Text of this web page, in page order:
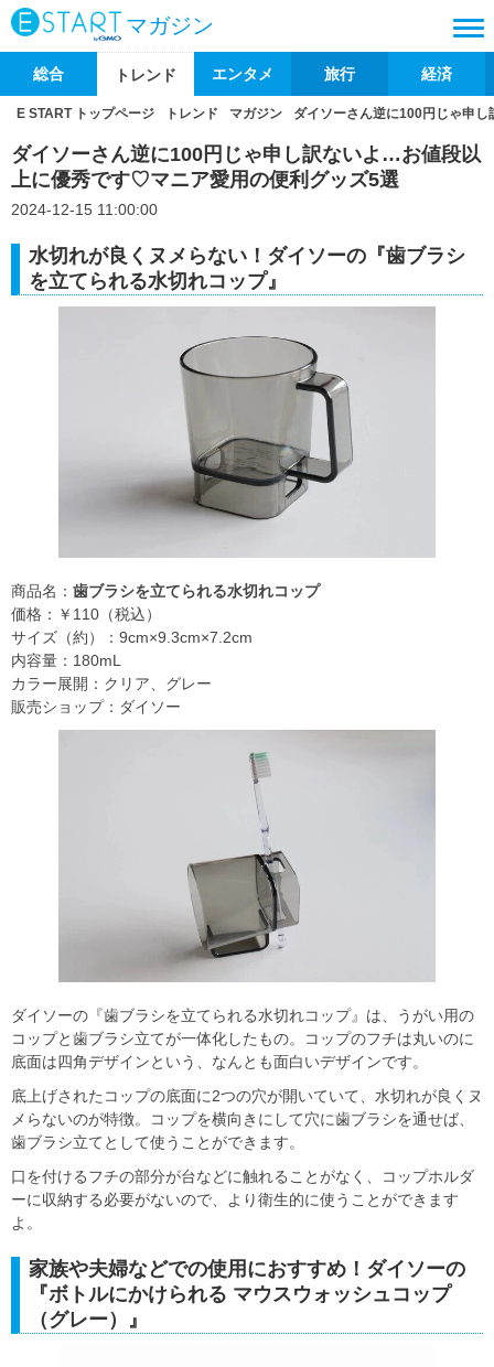
マガジン
総合 トレンド エンタメ 旅行 経済
E START トップページ トレンド マガジン ダイソーさん逆に100円じゃ申
ダイソーさん逆に100円じゃ申し訳ないよ…お値段以
上に優秀です♡マニア愛用の便利グッズ5選
2024-12-15 11:00:00
水切れが良くヌメらない！ダイソーの『歯ブラシ
を立てられる水切れコップ』
商品名： 歯ブラシを立てられる水切れコップ
価格：￥110（税込）
サイズ（約）：9cm×9.3cm×7.2cm
内容量：180mL
カラー展開：クリア、グレー
販売ショップ：ダイソー
ダイソーの『歯ブラシを立てられる水切れコップ』は、うがい用の
コップと歯ブラシ立てが一体化したもの。コップのフチは丸いのに
底面は四角デザインという、なんとも面白いデザインです。
底上げされたコップの底面に2つの穴が開いていて、水切れが良くヌ
メらないのが特徴。コップを横向きにして穴に歯ブラシを通せば、
歯ブラシ立てとして使うことができます。
口を付けるフチの部分が台などに触れることがなく、コップホルダ
ーに収納する必要がないので、より衛生的に使うことができます
よ。
家族や夫婦などでの使用におすすめ！ダイソーの
『ボトルにかけられる マウスウォッシュコップ
（グレー）』